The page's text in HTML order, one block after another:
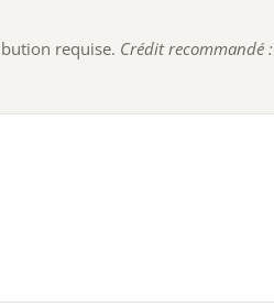
requise. Crédit recommandé :